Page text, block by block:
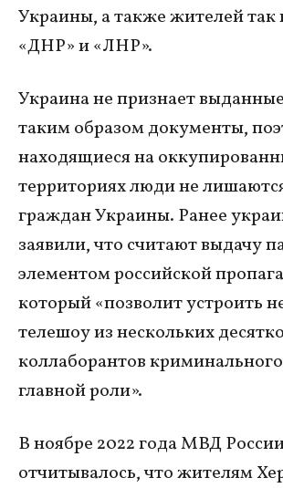
Украины, а также жителей
«ДНР» и «ЛНР».
Украина не признает
таким образом документы,
находящиеся на
территориях люди не
граждан Украины. Ранее
заявили, что считают выдачу
элементом российской
который «позволит устроить
телешоу из нескольких
коллаборантов
главной роли».
В ноябре 2022 года МВД
отчитывалось, что жителям